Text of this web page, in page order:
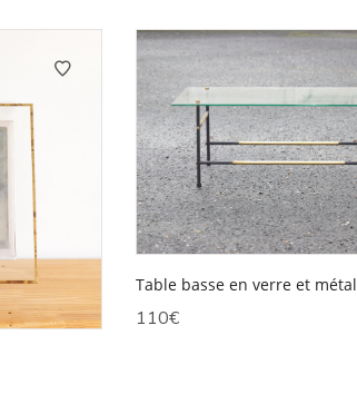
Table basse en verre et métal
110€